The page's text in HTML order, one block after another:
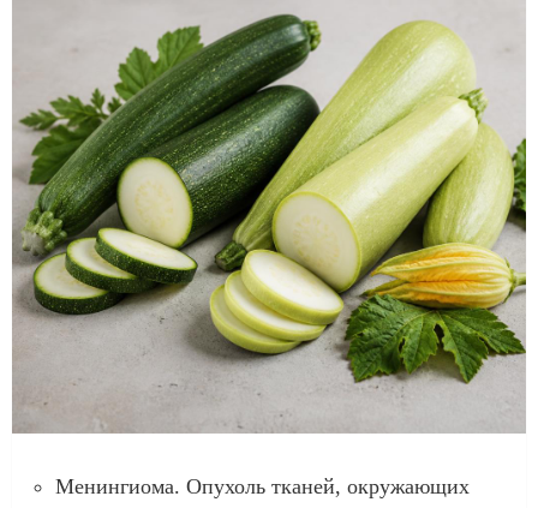
Менингиома. Опухоль тканей, окружающих